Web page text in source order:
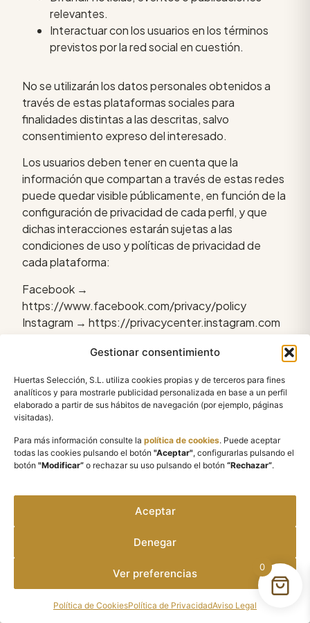
Gestionar consentimiento
Huertas Selección, S.L. utiliza cookies propias y de terceros para fines
analíticos y para mostrarle publicidad personalizada en base a un perfil
elaborado a partir de sus hábitos de navegación (por ejemplo, páginas
visitadas).
Para más información consulte la política de cookies. Puede aceptar
todas las cookies pulsando el botón "Aceptar", configurarlas pulsando el
botón "Modificar” o rechazar su uso pulsando el botón “Rechazar”.
Aceptar
Denegar
Ver preferencias
Política de CookiesPolítica de PrivacidadAviso Legal
relevantes.
Interactuar con los usuarios en los términos
previstos por la red social en cuestión.
No se utilizarán los datos personales obtenidos a
través de estas plataformas sociales para
finalidades distintas a las descritas, salvo
consentimiento expreso del interesado.
Los usuarios deben tener en cuenta que la
información que compartan a través de estas redes
puede quedar visible públicamente, en función de la
configuración de privacidad de cada perfil, y que
dichas interacciones estarán sujetas a las
condiciones de uso y políticas de privacidad de
cada plataforma:
Facebook →
https://www.facebook.com/privacy/policy
Instagram → https://privacycenter.instagram.com
Se recomienda a los usuarios revisar estas políticas
antes de interactuar con nuestros perfiles, ya que el
tratamiento de sus datos está también
plataformas.
facilitados por los
interesados
El cliente y/o usuario es responsable de que la
información que proporcione mediante la
cumplimentación de los formularios electrónicos
que se ponen a su disposición en el SITIO WEB o
0